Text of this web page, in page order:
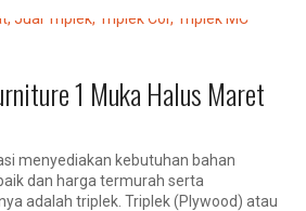
1 Muka Halus Maret
menyediakan kebutuhan bahan
dan harga termurah serta
adalah triplek. Triplek (Plywood) atau